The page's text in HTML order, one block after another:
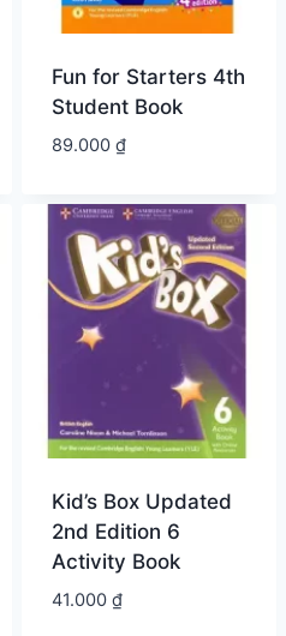
Fun for Starters 4th
Student Book
89.000 ₫
Kid’s Box Updated
2nd Edition 6
Activity Book
41.000 ₫